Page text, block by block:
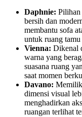
Daphnie: Pilihan
bersih dan
membantu sofa
untuk ruang
Vienna: Dikenal
warna yang
suasana ruang
saat momen
Davano:
dimensi visual
menghadirkan
ruangan terlihat